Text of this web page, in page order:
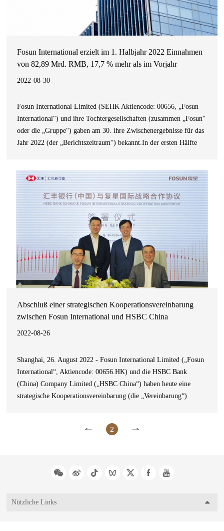
Fosun International erzielt im 1. Halbjahr 2022 Einnahmen
von 82,89 Mrd. RMB, 17,7 % mehr als im Vorjahr
2022-08-30
Fosun International Limited (SEHK Aktiencode: 00656, „Fosun
International“) und ihre Tochtergesellschaften (zusammen „Fosun“
oder die „Gruppe“) gaben am 30. ihre Zwischenergebnisse für das
Jahr 2022 (der „Berichtszeitraum“) bekannt.In der ersten Hälfte
Bezug auf eine
Abschluß einer strategischen Kooperationsvereinbarung
zwischen Fosun International und HSBC China
2022-08-26
Shanghai, 26. August 2022 - Fosun International Limited („Fosun
International“, Aktiencode: 00656.HK) und die HSBC Bank
(China) Company Limited („HSBC China“) haben heute eine
strategische Kooperationsvereinbarung (die „Vereinbarung“)
Investitionsfähigkeit, Wach
2
Nützliche Links